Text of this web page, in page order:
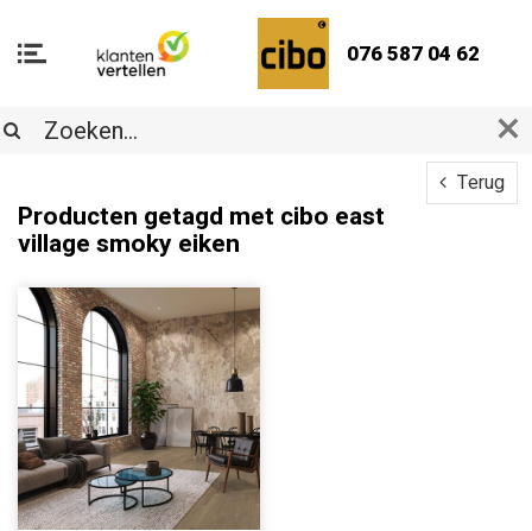
076 587 04 62
Terug
Producten getagd met cibo east
village smoky eiken